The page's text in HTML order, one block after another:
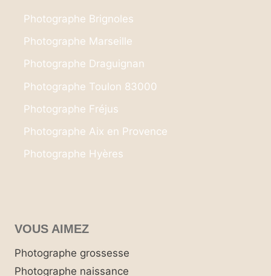
Photographe Brignoles
Photographe Marseille
Photographe Draguignan
Photographe Toulon 83000
Photographe Fréjus
Photographe Aix en Provence
Photographe Hyères
VOUS AIMEZ
Photographe grossesse
Photographe naissance